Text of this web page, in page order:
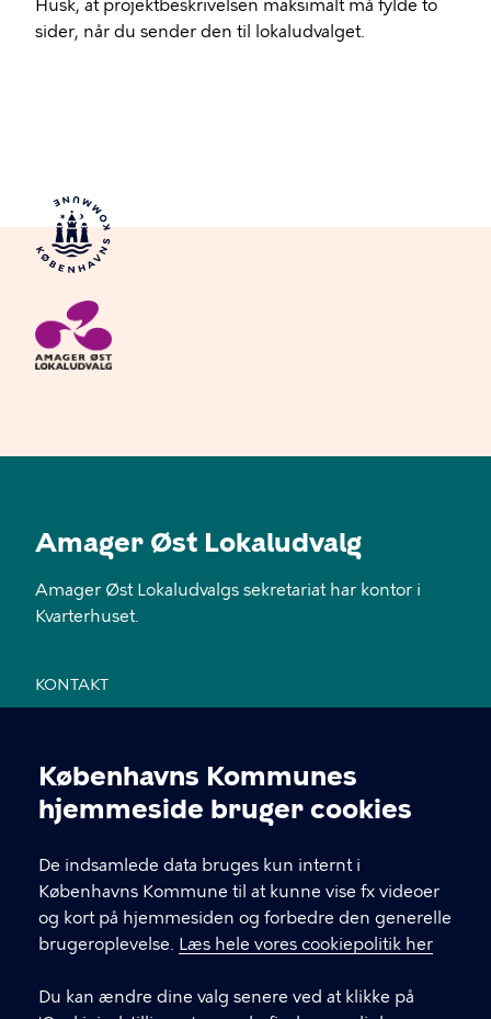
Cookieindstillinger
Københavns Kommunes
hjemmeside bruger cookies
De indsamlede data bruges kun internt i
Københavns Kommune til at kunne vise fx videoer
og kort på hjemmesiden og forbedre den generelle
brugeroplevelse. Læs hele vores cookiepolitik her
Du kan ændre dine valg senere ved at klikke på
Husk, at projektbeskrivelsen maksimalt må fylde to
sider, når du sender den til lokaludvalget.
Amager Øst Lokaludvalg
Amager Øst Lokaludvalgs sekretariat har kontor i
Kvarterhuset.
KONTAKT
28 11 94 54
EAN nr. 5798009800459
LINKS
Send mail til sekretariatet
Facebook